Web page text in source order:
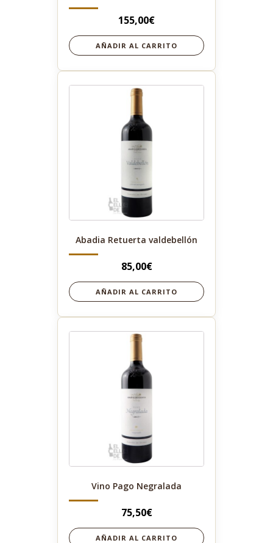
155,00€
AÑADIR AL CARRITO
Abadia Retuerta valdebellón
85,00€
AÑADIR AL CARRITO
Vino Pago Negralada
75,50€
AÑADIR AL CARRITO